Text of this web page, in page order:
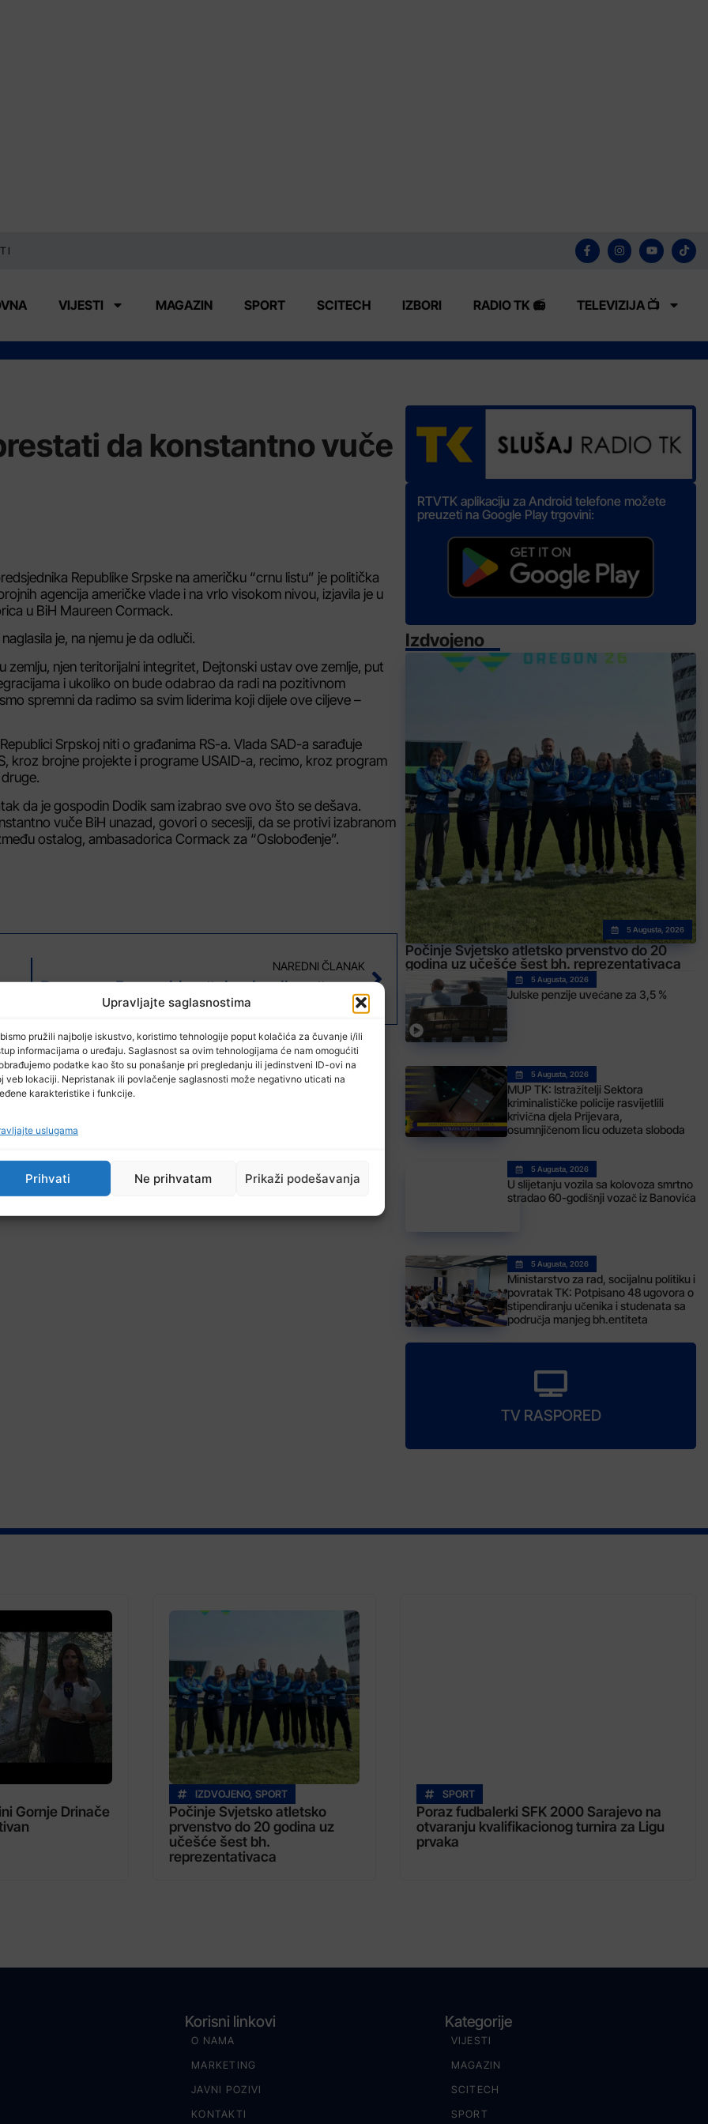
Upravljajte saglasnostima
pružili najbolje iskustvo, koristimo tehnologije poput kolačića za čuvanje i/ili
informacijama o uređaju. Saglasnost sa ovim tehnologijama će nam omogućiti
podatke kao što su ponašanje pri pregledanju ili jedinstveni ID-ovi na
veb lokaciji. Nepristanak ili povlačenje saglasnosti može negativno uticati na
karakteristike i funkcije.
uslugama
Prihvati Ne prihvatam Prikaži podešavanja
VIJESTI MAGAZIN SPORT SCITECH IZBORI RADIO TK 📻 TELEVIZIJA 📺
da konstantno vuče
Republike Srpske na američku “crnu listu” je politička
agencija američke vlade i na vrlo visokom nivou, izjavila je u
u BiH Maureen Cormack.
je, na njemu je da odluči.
njen teritorijalni integritet, Dejtonski ustav ove zemlje, put
i ukoliko on bude odabrao da radi na pozitivnom
spremni da radimo sa svim liderima koji dijele ove ciljeve –
Srpskoj niti o građanima RS-a. Vlada SAD-a sarađuje
kroz brojne projekte i programe USAID-a, recimo, kroz program
da je gospodin Dodik sam izabrao sve ovo što se dešava.
vuče BiH unazad, govori o secesiji, da se protivi izabranom
ostalog, ambasadorica Cormack za “Oslobođenje”.
Tuzla: Ženska osoba izvršila samoubistvo skokom s 13. sprata
NAREDNI ČLANAK
Borovac: Posvetiti pažnju pitanjima žrtava torture iz proteklog rata (VIDEO)
RTVTK aplikaciju za Android telefone možete
preuzeti na Google Play trgovini:
Izdvojeno
5 Augusta, 2026
Počinje Svjetsko atletsko prvenstvo do 20
godina uz učešće šest bh. reprezentativaca
5 Augusta, 2026
Julske penzije uvećane za 3,5 %
5 Augusta, 2026
MUP TK: Istražitelji Sektora
kriminalističke policije rasvijetlili
krivična djela Prijevara,
osumnjičenom licu oduzeta sloboda
5 Augusta, 2026
U slijetanju vozila sa kolovoza smrtno
stradao 60-godišnji vozač iz Banovića
5 Augusta, 2026
Ministarstvo za rad, socijalnu politiku i
povratak TK: Potpisano 48 ugovora o
stipendiranju učenika i studenata sa
područja manjeg bh.entiteta
TV RASPORED
Gornje Drinače
IZDVOJENO, SPORT
Počinje Svjetsko atletsko
prvenstvo do 20 godina uz
učešće šest bh.
reprezentativaca
SPORT
Poraz fudbalerki SFK 2000 Sarajevo na
otvaranju kvalifikacionog turnira za Ligu
prvaka
Korisni linkovi
O NAMA
MARKETING
JAVNI POZIVI
KONTAKTI
Kategorije
VIJESTI
MAGAZIN
SCITECH
SPORT